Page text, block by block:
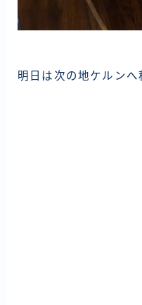
明日は次の地ケルンへ